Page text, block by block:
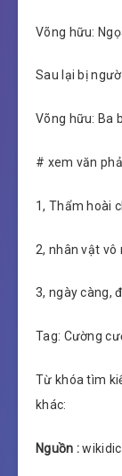
Võng hữu:
Sau lại bị
Võng hữu: Ba
# xem văn
1, Thẩm hoài
2, nhân vật vô
3, ngày càng,
Tag: Cường
Từ khóa tìm
khác:
Nguồn :